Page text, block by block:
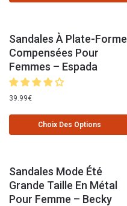
Sandales À Plate-Forme
Compensées Pour
Femmes – Espada
39.99€
Choix Des Options
Sandales Mode Été
Grande Taille En Métal
Pour Femme – Becky